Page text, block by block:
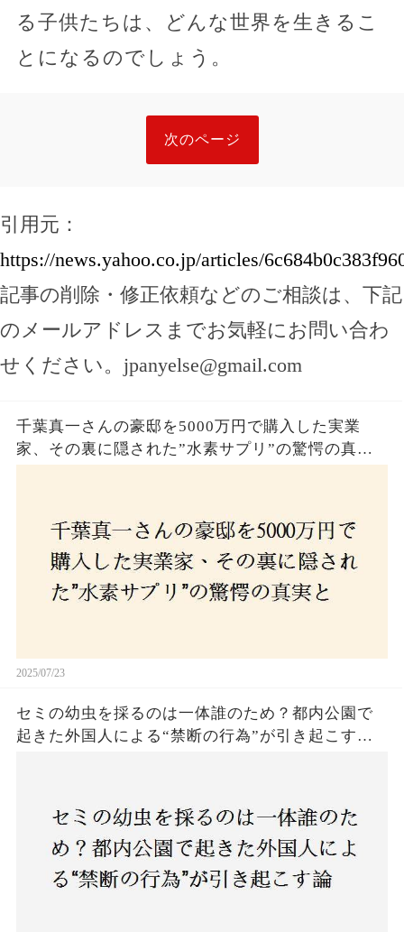
る子供たちは、どんな世界を生きるこ
とになるのでしょう。
次のページ
引用元：
https://news.yahoo.co.jp/articles/
記事の削除・修正依頼などのご相談は、下記
のメールアドレスまでお気軽にお問い合わ
せください。 jpanyelse@gmail.com
千葉真一さんの豪邸を5000万円で購入した実業
家、その裏に隠された”水素サプリ”の驚愕の真実
2025/07/23
セミの幼虫を採るのは一体誰のため？都内公園で
起きた外国人による“禁断の行為”が引き起こす論